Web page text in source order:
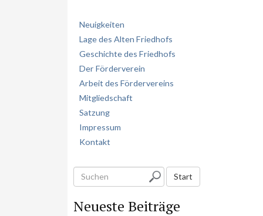
Neuigkeiten
Lage des Alten Friedhofs
Geschichte des Friedhofs
Der Förderverein
Arbeit des Fördervereins
Mitgliedschaft
Satzung
Impressum
Kontakt
u
c
Start
Neueste Beiträge